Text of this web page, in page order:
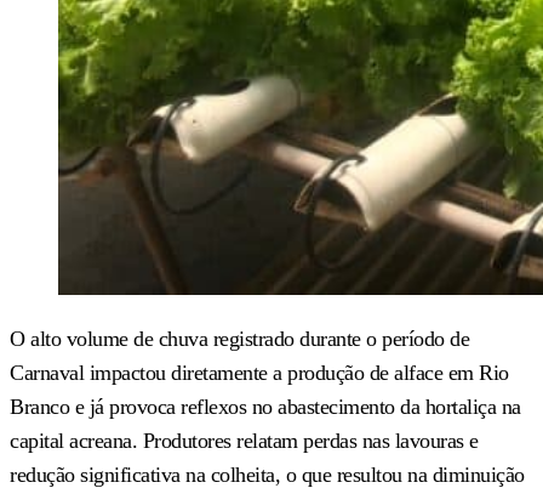
O alto volume de chuva registrado durante o período de
Carnaval impactou diretamente a produção de alface em Rio
Branco e já provoca reflexos no abastecimento da hortaliça na
capital acreana. Produtores relatam perdas nas lavouras e
redução significativa na colheita, o que resultou na diminuição